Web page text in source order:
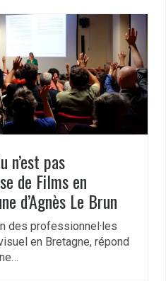
n’est pas
de Films en
d’Agnès Le Brun
des professionnel·les
en Bretagne, répond